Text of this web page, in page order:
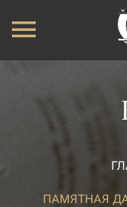
ПАМЯТНАЯ